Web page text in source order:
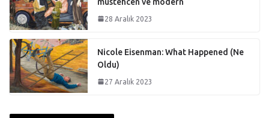
28 Aralık 2023
Nicole Eisenman: What Happened (Ne
Oldu)
27 Aralık 2023